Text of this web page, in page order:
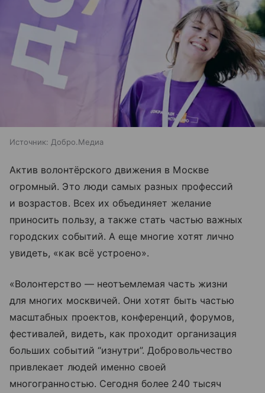
Источник: Добро.Медиа
Актив волонтёрского движения в Москве
огромный. Это люди самых разных профессий
и возрастов. Всех их объединяет желание
приносить пользу, а также стать частью важных
городских событий. А еще многие хотят лично
увидеть, «как всё устроено».
«Волонтерство — неотъемлемая часть жизни
для многих москвичей. Они хотят быть частью
масштабных проектов, конференций, форумов,
фестивалей, видеть, как проходит организация
больших событий “изнутри”. Добровольчество
привлекает людей именно своей
многогранностью. Сегодня более 240 тысяч